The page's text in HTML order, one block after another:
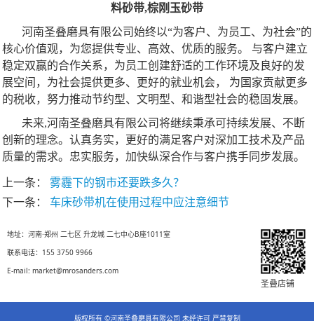
料砂带,棕刚玉砂带
河南圣叠磨具有限公司始终以“为客户、为员工、为社会”的
核心价值观，为您提供专业、高效、优质的服务。 与客户建立
稳定双赢的合作关系，为员工创建舒适的工作环境及良好的发
展空间，为社会提供更多、更好的就业机会， 为国家贡献更多
的税收，努力推动节约型、文明型、和谐型社会的稳固发展。
未来,河南圣叠磨具有限公司将继续秉承可持续发展、不断
创新的理念。 认真务实，更好的满足客户对深加工技术及产品
质量的需求。忠实服务，加快纵深合作与客户携手同步发展。
上一条：
雾霾下的钢市还要跌多久？
下一条：
车床砂带机在使用过程中应注意细节
地址：河南·郑州 二七区 升龙城 二七中心B座1011室
联系电话：155 3750 9966
E-mail: market@mrosanders.com
圣叠店铺
版权所有 ©河南圣叠磨具有限公司 未经许可 严禁复制